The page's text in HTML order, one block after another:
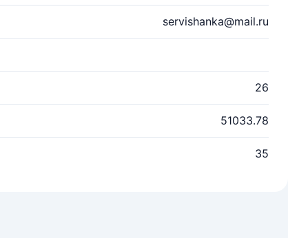
servishanka@mail.ru
26
51033.78
35